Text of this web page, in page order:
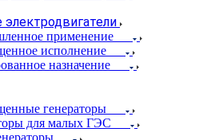
применение
исполнение
назначение
генераторы
для малых ГЭС